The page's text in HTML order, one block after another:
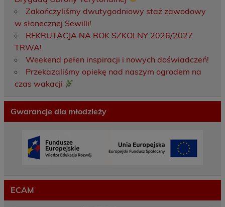
Zakończyliśmy dwutygodniowy staż zawodowy
w słonecznej Sewilli!
REKRUTACJA NA ROK SZKOLNY 2026/2027
TRWA!
Weekend pełen inspiracji i nowych doświadczeń!
Przekazaliśmy opiekę nad naszym ogrodem na
czas wakacji
Gwarancje dla młodzieży
ECAM